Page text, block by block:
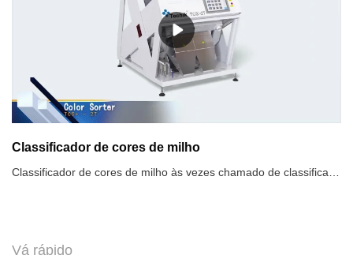
Classificador de cores de milho
Vá rápido